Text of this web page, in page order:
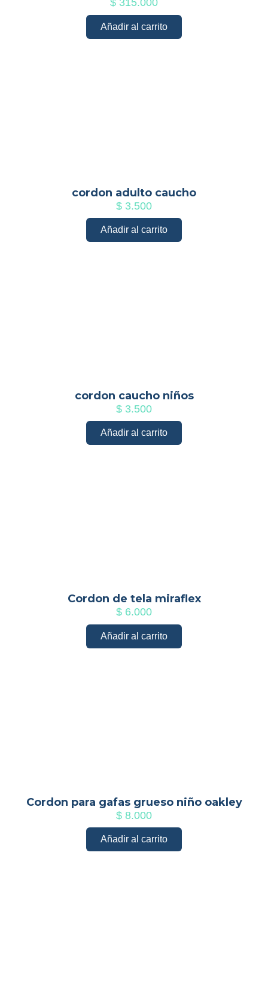
$ 315.000
Añadir al carrito
cordon adulto caucho
$ 3.500
Añadir al carrito
cordon caucho niños
$ 3.500
Añadir al carrito
Cordon de tela miraflex
$ 6.000
Añadir al carrito
Cordon para gafas grueso niño oakley
$ 8.000
Añadir al carrito